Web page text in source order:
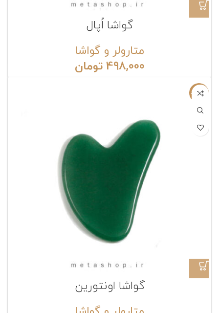
گواشا اُپال
متارولر و گواشا
498,000 تومان
ناموجود
گواشا اونتورین